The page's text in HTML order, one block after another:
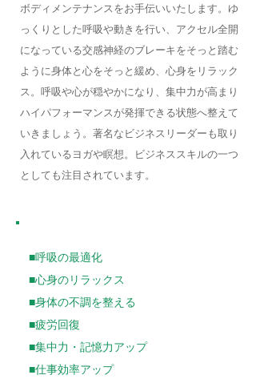
ボディメンテナンスをお手伝いいたします。ゆ
っくりとした呼吸や動きを行い、アクセル全開
になっている交感神経のブレーキをそっと踏む
ように身体と心をそっと緩め、心身をリラック
ス。呼吸や心が穏やかになり、集中力が高まり
ハイパフォーマンスが発揮できる状態へ整えて
いきましょう。著名なビジネスリーダーも取り
入れているヨガや瞑想。ビジネススキルの一つ
としても注目されています。
■呼吸の最適化
■心身のリラックス
■身体の不調を整える
■疲労回復
■集中力・記憶力アップ
■仕事効率アップ